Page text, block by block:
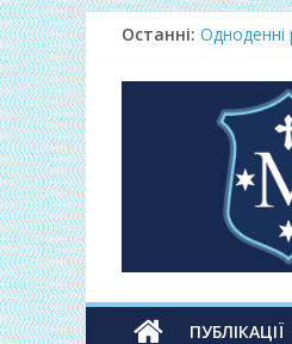
Останні: Одноденні
Lectio
Нове
ПУБЛІКАЦІЇ